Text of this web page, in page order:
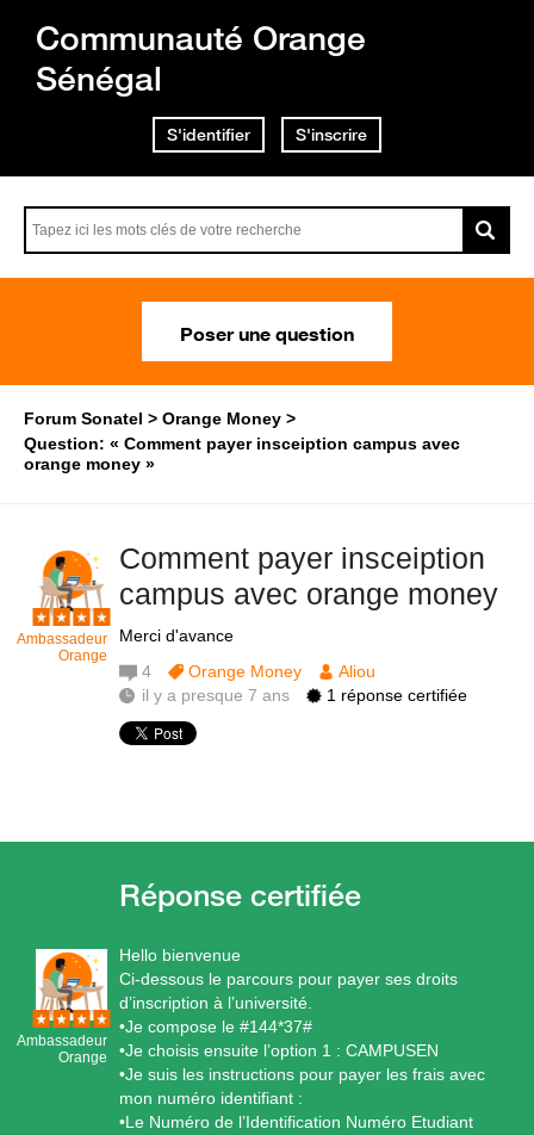
Communauté Orange
Sénégal
S'identifier S'inscrire
Poser une question
Forum Sonatel
Orange Money
Question: « Comment payer insceiption campus avec
orange money »
Comment payer insceiption
campus avec orange money
Merci d'avance
Ambassadeur
Orange
4 Orange Money
Aliou
il y a presque 7 ans
1 réponse certifiée
Ambassadeur
Orange
Hello bienvenue
Ci-dessous le parcours pour payer ses droits
d’inscription à l’université.
•Je compose le #144*37#
•Je choisis ensuite l’option 1 : CAMPUSEN
•Je suis les instructions pour payer les frais avec
mon numéro identifiant :
•Le Numéro de l’Identification Numéro Etudiant